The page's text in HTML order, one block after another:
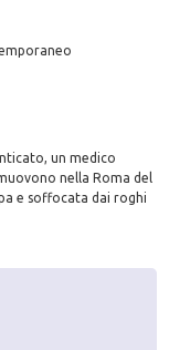
un medico
nella Roma del
e soffocata dai roghi